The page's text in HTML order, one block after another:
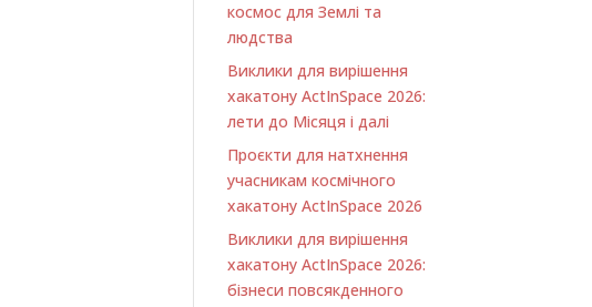
космос для Землі та
людства
Виклики для вирішення
хакатону ActInSpace 2026:
лети до Місяця і далі
Проєкти для натхнення
учасникам космічного
хакатону ActInSpace 2026
Виклики для вирішення
хакатону ActInSpace 2026:
бізнеси повсякденного